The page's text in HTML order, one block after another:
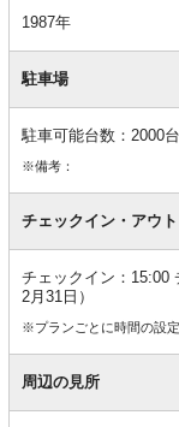
1987年
駐車場
駐車可能台数：2000
※備考：
チェックイン・アウト
チェックイン：15:00
2月31日）
※プランごとに時間の設
周辺の見所